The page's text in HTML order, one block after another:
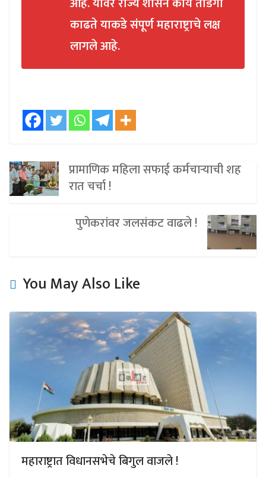
काढते याकडे संपूर्ण महाराष्ट्राचे लक्ष
लागले आहे.
प्रामाणिक महिला सफाई कर्मचाऱ्याची शह
रात चर्चा !
पुणेकरांवर जलसंकट वाढले !
You May Also Like
महाराष्ट्रात विधानसभेचे बिगुल वाजले !